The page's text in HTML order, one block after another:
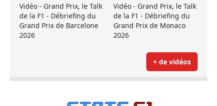
Vidéo - Grand Prix, le Talk
de la F1 - Débriefing du
Grand Prix de Barcelone
2026
Vidéo - Grand Prix, le Talk
de la F1 - Débriefing du
Grand Prix de Monaco
2026
+ de vidéos